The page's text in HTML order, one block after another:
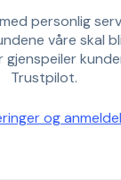
personlig
våre skal
Trustpilot.
og